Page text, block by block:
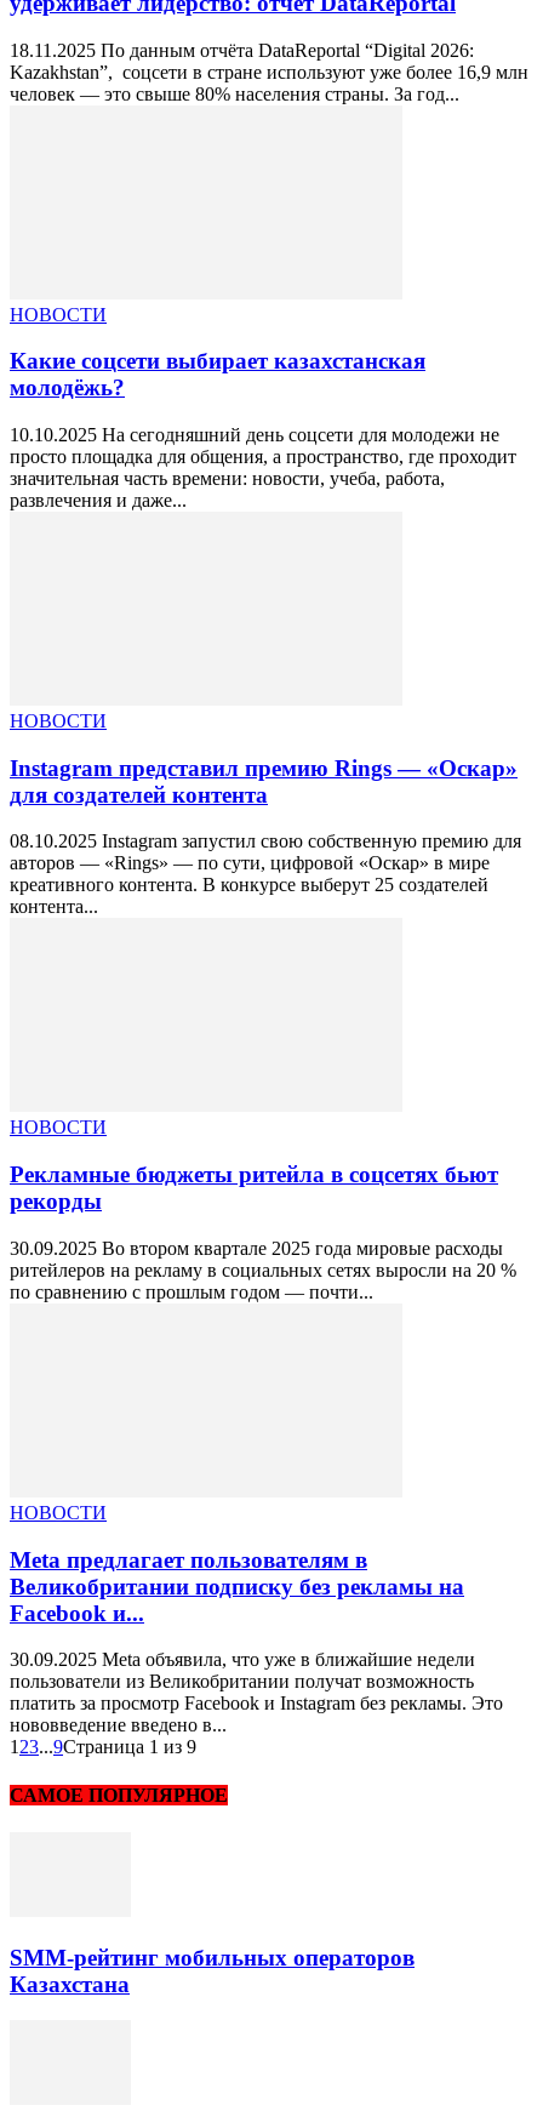
18.11.2025 По данным отчёта DataReportal “Digital 2026:
Kazakhstan”, соцсети в стране используют уже более 16,9 млн
человек — это свыше 80% населения страны. За год...
НОВОСТИ
Какие соцсети выбирает казахстанская
молодёжь?
10.10.2025 На сегодняшний день соцсети для молодежи не
просто площадка для общения, а пространство, где проходит
значительная часть времени: новости, учеба, работа,
развлечения и даже...
НОВОСТИ
Instagram представил премию Rings — «Оскар»
для создателей контента
08.10.2025 Instagram запустил свою собственную премию для
авторов — «Rings» — по сути, цифровой «Оскар» в мире
креативного контента. В конкурсе выберут 25 создателей
контента...
НОВОСТИ
Рекламные бюджеты ритейла в соцсетях бьют
рекорды
30.09.2025 Во втором квартале 2025 года мировые расходы
ритейлеров на рекламу в социальных сетях выросли на 20 %
по сравнению с прошлым годом — почти...
НОВОСТИ
Meta предлагает пользователям в
Великобритании подписку без рекламы на
Facebook и...
30.09.2025 Meta объявила, что уже в ближайшие недели
пользователи из Великобритании получат возможность
платить за просмотр Facebook и Instagram без рекламы. Это
нововведение введено в...
1 23...9Страница 1 из 9
САМОЕ ПОПУЛЯРНОЕ
SMM-рейтинг мобильных операторов
Казахстана